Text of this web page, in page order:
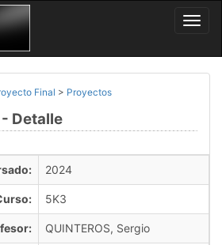
Final > Proyectos
Detalle
2024
5K3
QUINTEROS, Sergio